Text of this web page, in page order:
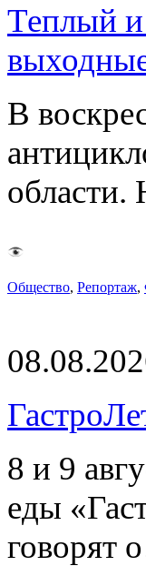
Теплый
В
Общество, Репортаж,
8 и 9
еды
говорят